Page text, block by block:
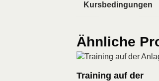
Kursbedingungen
Ähnliche
Training auf der